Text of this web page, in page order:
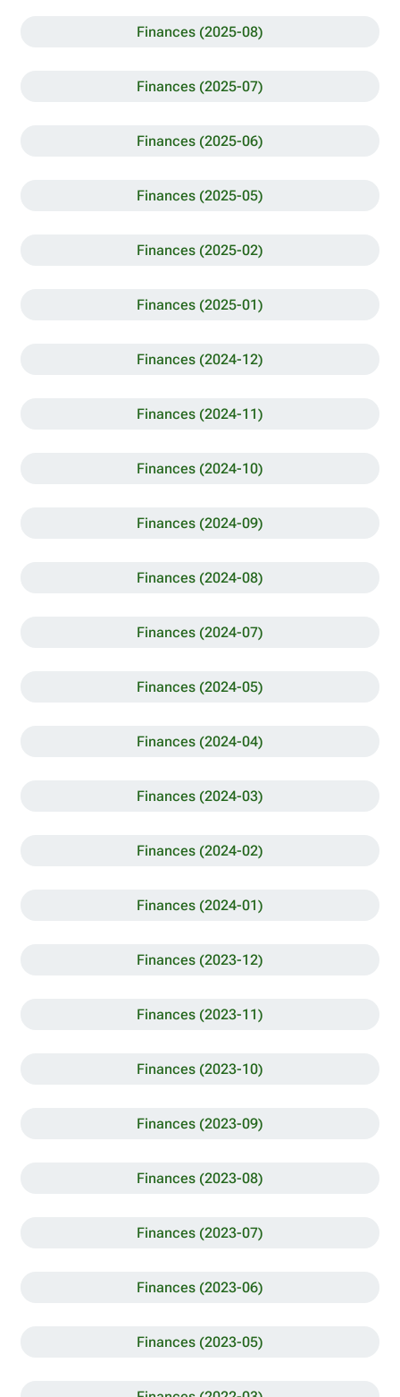
Finances (2025-08)
Finances (2025-07)
Finances (2025-06)
Finances (2025-05)
Finances (2025-02)
Finances (2025-01)
Finances (2024-12)
Finances (2024-11)
Finances (2024-10)
Finances (2024-09)
Finances (2024-08)
Finances (2024-07)
Finances (2024-05)
Finances (2024-04)
Finances (2024-03)
Finances (2024-02)
Finances (2024-01)
Finances (2023-12)
Finances (2023-11)
Finances (2023-10)
Finances (2023-09)
Finances (2023-08)
Finances (2023-07)
Finances (2023-06)
Finances (2023-05)